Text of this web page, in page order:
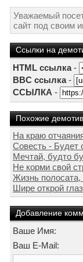
Уважаемый
сайт под своим
Ссылки на
HTML ссылка-
BBC ссылка-
ССЫЛКА -
Похожие
На краю
Совесть - Будет
Мечтай, будто
Не корми свой
Жизнь
Шире открой
Добавление
Ваше Имя:
Ваш E-Mail: